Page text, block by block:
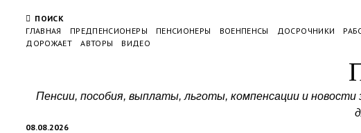
ПОИСК
ГЛАВНАЯ
ПРЕДПЕНСИОНЕРЫ ПЕНСИОНЕРЫ ВОЕНПЕНСЫ ДОСРОЧНИКИ
ДОРОЖАЕТ
АВТОРЫ ВИДЕО
08.08.2026
Пенсии, пособия, выплаты, льготы, компенсации и новости